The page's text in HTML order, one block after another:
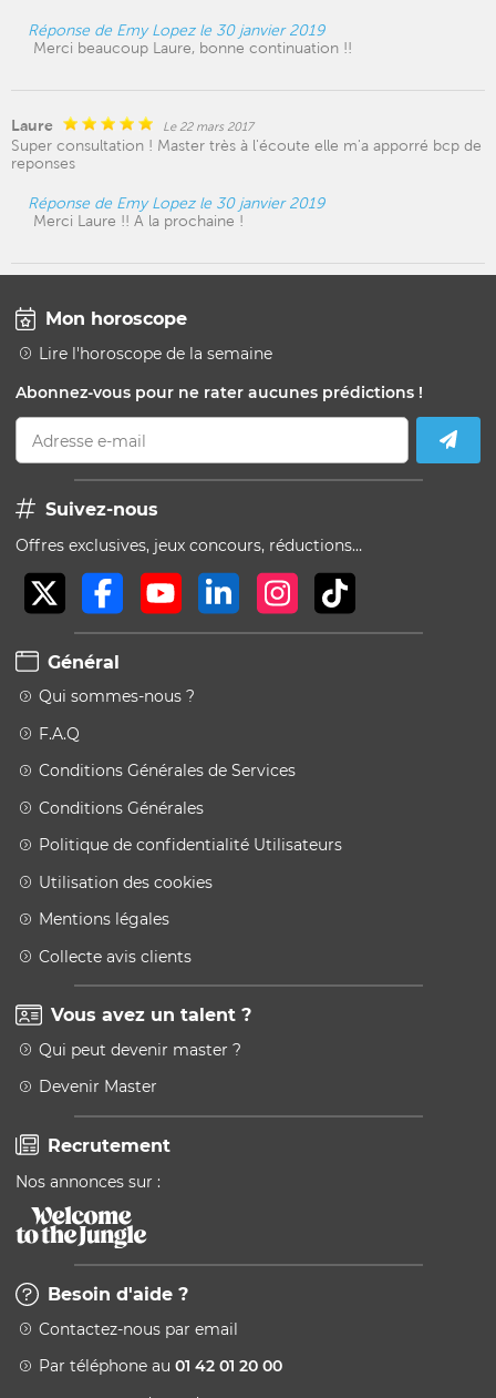
Réponse de Emy Lopez le 30 janvier 2019
Merci beaucoup Laure, bonne continuation !!
Laure Le 22 mars 2017
Super consultation ! Master très à l'écoute elle m'a apporré bcp de
reponses
Réponse de Emy Lopez le 30 janvier 2019
Merci Laure !! A la prochaine !
Mon horoscope
Lire l'horoscope de la semaine
Abonnez-vous pour ne rater aucunes prédictions !
Adresse e-mail
Suivez-nous
Offres exclusives, jeux concours, réductions…
Général
Qui sommes-nous ?
F.A.Q
Conditions Générales de Services
Conditions Générales
Politique de confidentialité Utilisateurs
Utilisation des cookies
Mentions légales
Collecte avis clients
Vous avez un talent ?
Qui peut devenir master ?
Devenir Master
Recrutement
Nos annonces sur :
Besoin d'aide ?
Contactez-nous par email
Par téléphone au 01 42 01 20 00